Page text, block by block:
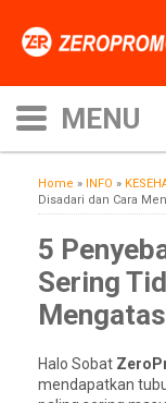
Home » INFO »
Disadari dan Cara
5
Sering
Halo Sobat
mendapatkan